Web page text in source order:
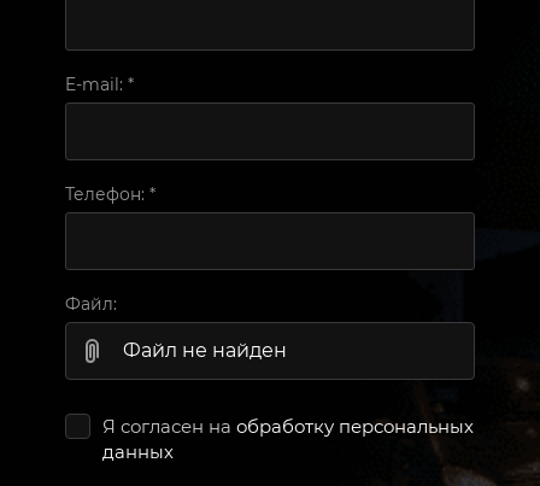
E-mail: *
Телефон: *
Файл:
Файл не найден
Я согласен на обработку персональных
данных